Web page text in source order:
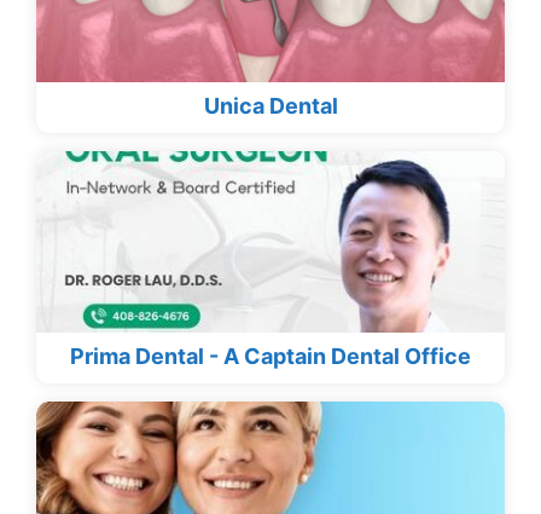
Unica Dental
Prima Dental - A Captain Dental Office